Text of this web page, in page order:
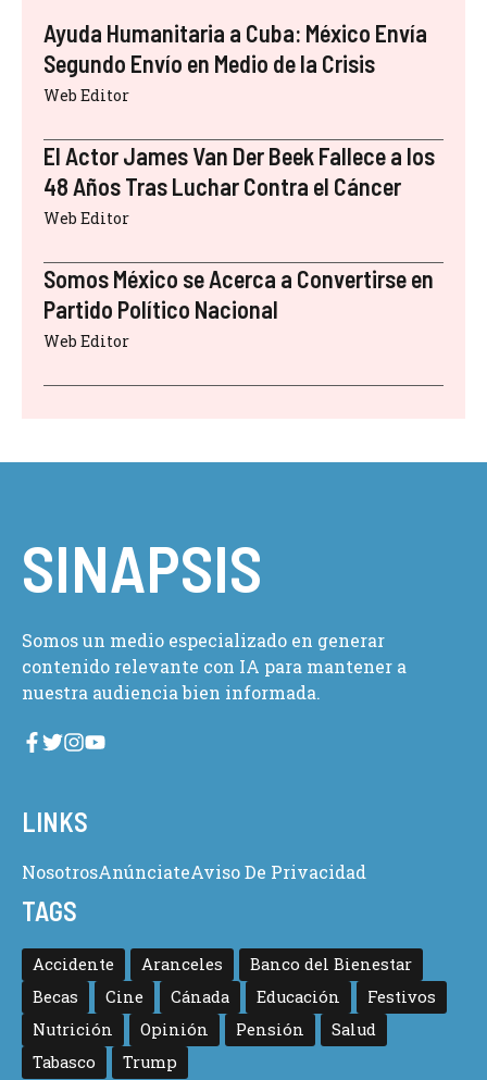
Ayuda Humanitaria a Cuba: México Envía
Segundo Envío en Medio de la Crisis
Web Editor
El Actor James Van Der Beek Fallece a los
48 Años Tras Luchar Contra el Cáncer
Web Editor
Somos México se Acerca a Convertirse en
Partido Político Nacional
Web Editor
SINAPSIS
Somos un medio especializado en generar
contenido relevante con IA para mantener a
nuestra audiencia bien informada.
LINKS
NosotrosAnúnciateAviso De Privacidad
TAGS
Accidente Aranceles
Banco del Bienestar
Becas
Cine Cánada Educación
Festivos
Nutrición
Opinión Pensión
Salud
Tabasco
Trump